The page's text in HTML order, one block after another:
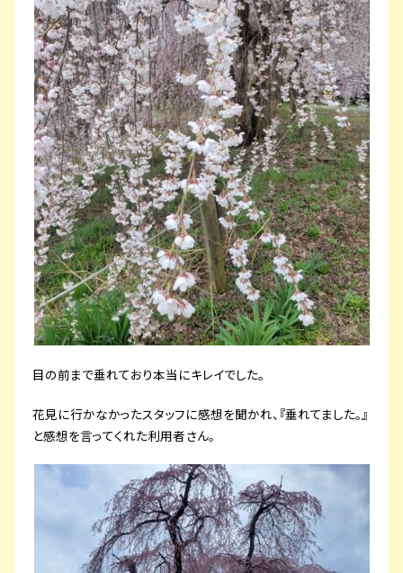
目の前まで垂れており本当にキレイでした。
花見に行かなかったスタッフに感想を聞かれ、『垂れてました。』
と感想を言ってくれた利用者さん。